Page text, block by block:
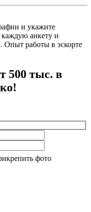
и укажите
анкету и
Опыт работы в эскорте
500 тыс. в
фото